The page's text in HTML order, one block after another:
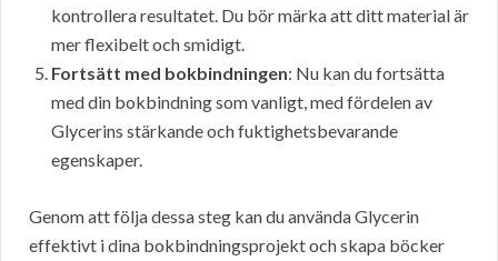
kontrollera resultatet. Du bör märka att ditt material är
mer flexibelt och smidigt.
Fortsätt med bokbindningen: Nu kan du fortsätta
med din bokbindning som vanligt, med fördelen av
Glycerins stärkande och fuktighetsbevarande
egenskaper.
Genom att följa dessa steg kan du använda Glycerin
effektivt i dina bokbindningsprojekt och skapa böcker